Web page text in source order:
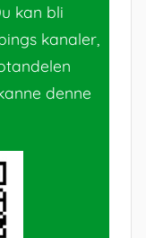
kan bli
kanaler,
denne